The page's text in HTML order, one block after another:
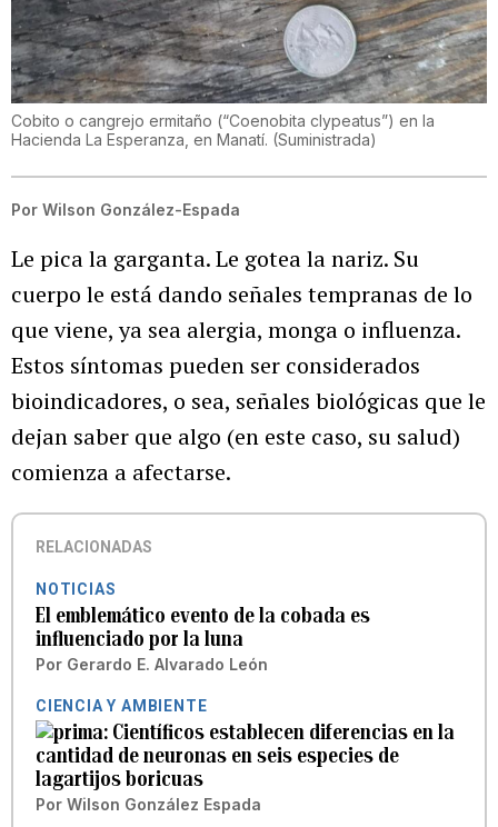
Cobito o cangrejo ermitaño (“Coenobita clypeatus”) en la
Hacienda La Esperanza, en Manatí. (Suministrada)
Por Wilson González-Espada
Le pica la garganta. Le gotea la nariz. Su
cuerpo le está dando señales tempranas de lo
que viene, ya sea alergia, monga o influenza.
Estos síntomas pueden ser considerados
bioindicadores, o sea, señales biológicas que le
dejan saber que algo (en este caso, su salud)
comienza a afectarse.
RELACIONADAS
NOTICIAS
El emblemático evento de la cobada es
influenciado por la luna
Por Gerardo E. Alvarado León
CIENCIA Y AMBIENTE
Científicos establecen diferencias en la
cantidad de neuronas en seis especies de
lagartijos boricuas
Por Wilson González Espada